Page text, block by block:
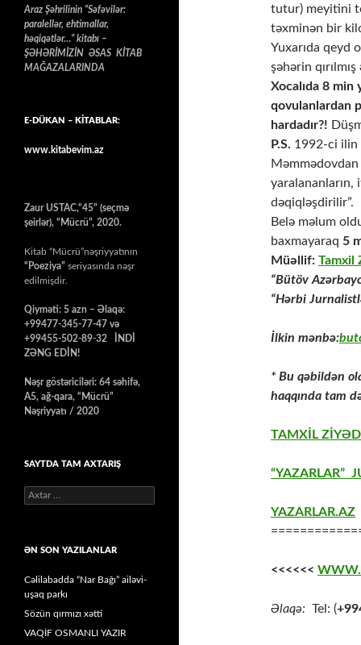
tutur) meyitini
təxminən bir
Yuxarıda qeyd
şəhərin
Xocalıda 8
qovulanlardan
hardadır?!
P.S. 1992-ci ilin
Məmmədovdan
yaralananların,
dəqiqləşdirilir”.
Belə məlum
baxmayaraq 5
Müəllif: Tamxil
“Bütöv
“Hərbi
İlkin mənbə:
* Bu qəbildən
haqqında tam
TAMXİL
“YAZARLAR”
YAZARLAR.AZ
<<<<<<
Əlaqə: Tel: (
Araz Şəhrilinin “Səfəvilər:
paralellər, ehtimallar,
həqiqətlər…” kitabı –
ŞƏHƏRİMİZİN ƏSAS KİTAB
MAĞAZALARINDA
E-DÜKAN – KİTABLAR:
www.kitabevim.az
Zaur USTAC,“45” (seçmə
şeirlər), “Mücrü”, 2020.
Kitab “Mücrü”nəşriyyatının
“Poeziya” seriyasında nəşr
edilmişdir.
Qiyməti: 5 azn – Əlaqə:
+99477-345-77-47 və
+99455-502-89-32 İNDİ
ZƏNG EDİN!
Nəşr göstəriciləri: 64 səhifə,
A5, ağ-qara, “Mücrü”
Nəşriyyatı / 2020
SAYTDA TAM AXTARIŞ
Axtarış:
ƏN SON YAZILANLAR
Cəlilabadda “Nar Bağı” ailəvi-
uşaq parkı
Sözün qırmızı xətti
VAQİF OSMANLI YAZIR